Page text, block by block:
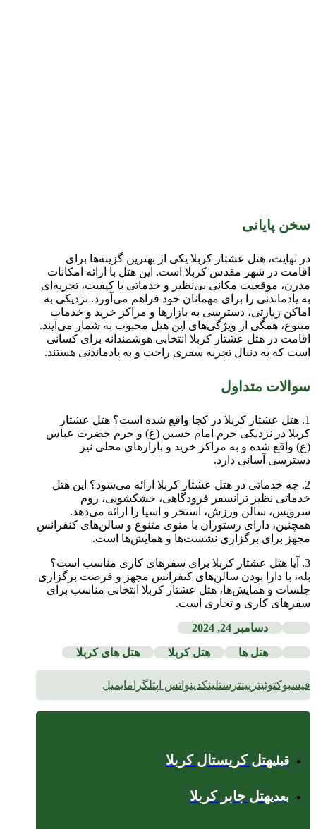
سخن پایانی
در نهایت، هتل عشتار کربلا یکی از بهترین گزینه‌ها برای
اقامت در شهر مقدس کربلا است. این هتل با ارائه امکانات
مدرن، موقعیت مکانی بی‌نظیر و خدماتی با کیفیت، تجربه‌ای
به یادماندنی را برای مهمانان خود فراهم می‌آورد. نزدیکی به
اماکن زیارتی، دسترسی به بازارها و مراکز خرید و خدمات
متنوع، همگی از ویژگی‌های این هتل محبوب به شمار می‌آیند.
اقامت در هتل عشتار کربلا انتخابی هوشمندانه برای کسانی
است که به دنبال تجربه سفری راحت و به یادماندنی هستند.
سوالات متداول
1. هتل عشتار کربلا در کجا واقع شده است؟ هتل عشتار
کربلا در نزدیکی حرم امام حسین (ع) و حرم حضرت عباس
(ع) واقع شده و به مراکز خرید و بازارهای محلی نیز
دسترسی آسانی دارد.
2. چه خدماتی در هتل عشتار کربلا ارائه می‌شود؟ این هتل
خدماتی نظیر ترانسفر فرودگاهی، خشکشویی، روم
سرویس، سالن ورزش، استخر و اسپا را ارائه می‌دهد.
همچنین، دارای رستوران با منوی متنوع و سالن‌های کنفرانس
مجهز برای برگزاری نشست‌ها و همایش‌ها است.
3. آیا هتل عشتار کربلا برای سفرهای کاری مناسب است؟
بله، با دارا بودن سالن‌های کنفرانس مجهز و فرصت برگزاری
جلسات و همایش‌ها، هتل عشتار کربلا انتخابی مناسب برای
سفرهای کاری و تجاری است.
دسامبر 24, 2024
هتل ها هتل کربلا هتل های کربلا
فیسبوکتوئیتر پینترستلینکدینواتس اپتلگرامایمیل
قبلیهتل کریستال کربلا
بعدیهتل جابر کربلا